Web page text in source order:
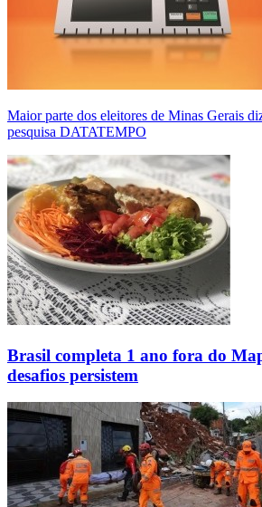
Maior parte dos eleitores de Minas Gerais
pesquisa DATATEMPO
Brasil completa 1 ano fora do
desafios persistem